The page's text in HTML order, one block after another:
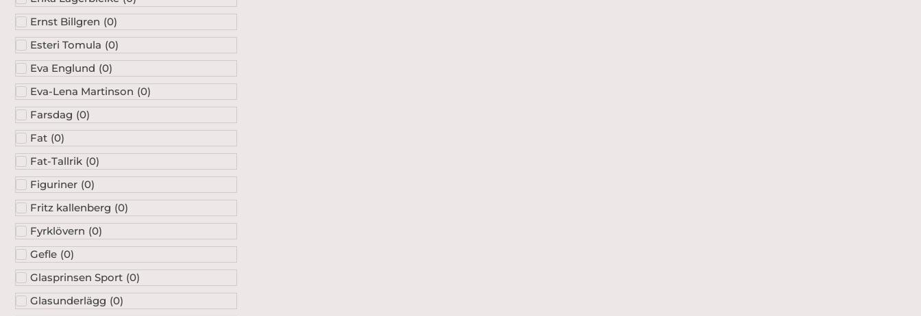
Ernst Billgren (0)
Esteri Tomula (0)
Eva Englund (0)
Eva-Lena Martinson (0)
Farsdag (0)
Fat (0)
Fat-Tallrik (0)
Figuriner (0)
Fritz kallenberg (0)
Fyrklövern (0)
Gefle (0)
Glasprinsen Sport (0)
Glasunderlägg (0)